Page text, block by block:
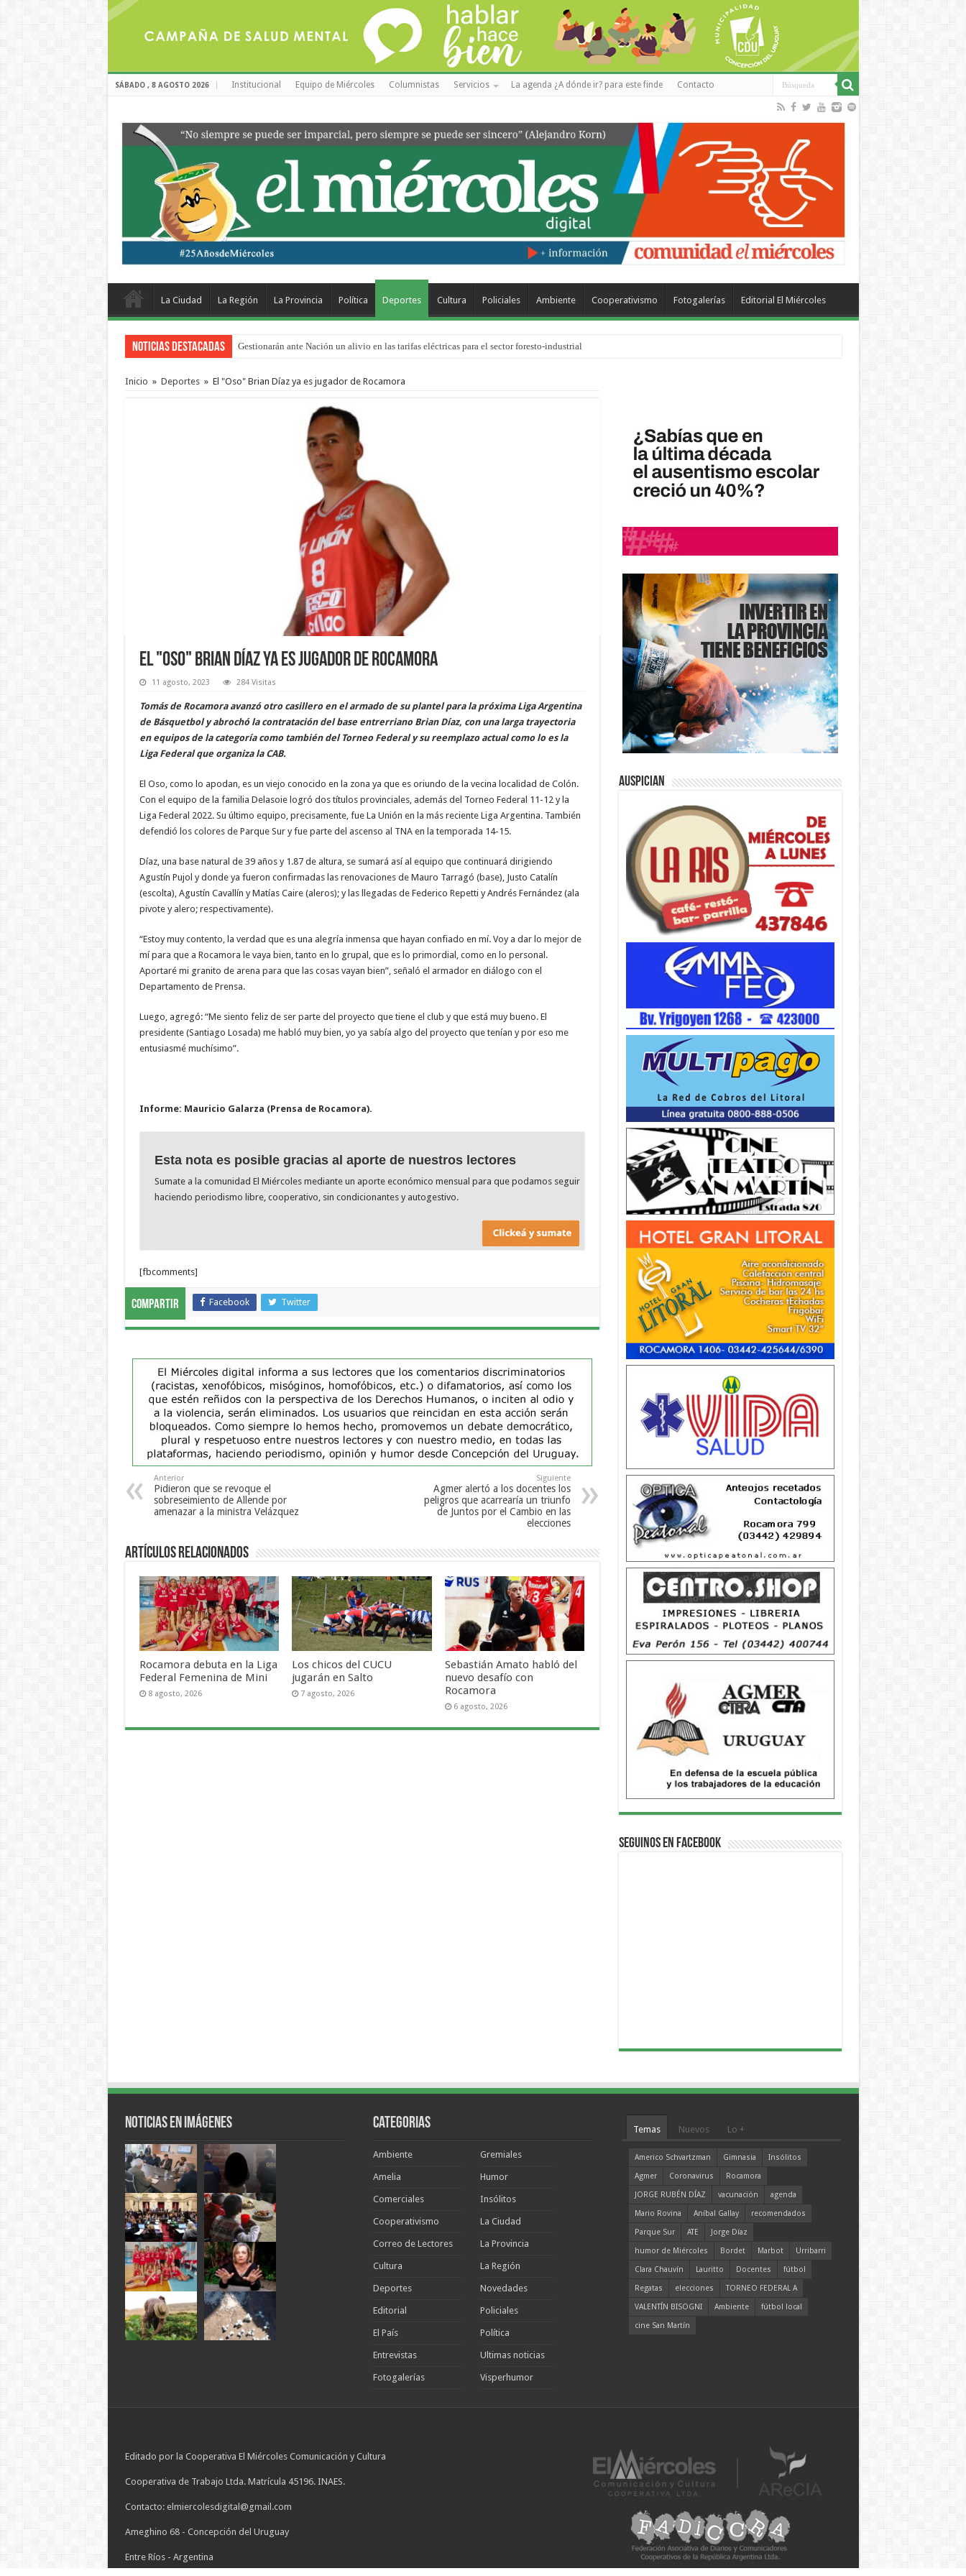
SÁBADO , 8 AGOSTO 2026 Institucional Equipo de Miércoles Columnistas Servicios La agenda ¿A dónde ir? para este finde Contacto
La Ciudad La Región La Provincia Política Deportes Cultura Policiales Ambiente Cooperativismo Fotogalerías Editorial El Miércoles
Noticias Destacadas Gestionarán ante Nación un alivio en las tarifas eléctricas para el sector foresto-industrial
Inicio » Deportes » El "Oso" Brian Díaz ya es jugador de Rocamora
El "Oso" Brian Díaz ya es jugador de Rocamora
11 agosto, 2023 284 Visitas
Tomás de Rocamora avanzó otro casillero en el armado de su plantel para la próxima Liga Argentina
de Básquetbol y abrochó la contratación del base entrerriano Brian Díaz, con una larga trayectoria
en equipos de la categoría como también del Torneo Federal y su reemplazo actual como lo es la
Liga Federal que organiza la CAB.
El Oso, como lo apodan, es un viejo conocido en la zona ya que es oriundo de la vecina localidad de Colón.
Con el equipo de la familia Delasoie logró dos títulos provinciales, además del Torneo Federal 11-12 y la
Liga Federal 2022. Su último equipo, precisamente, fue La Unión en la más reciente Liga Argentina. También
defendió los colores de Parque Sur y fue parte del ascenso al TNA en la temporada 14-15.
Díaz, una base natural de 39 años y 1.87 de altura, se sumará así al equipo que continuará dirigiendo
Agustín Pujol y donde ya fueron confirmadas las renovaciones de Mauro Tarragó (base), Justo Catalín
(escolta), Agustín Cavallín y Matías Caire (aleros); y las llegadas de Federico Repetti y Andrés Fernández (ala
pivote y alero; respectivamente).
“Estoy muy contento, la verdad que es una alegría inmensa que hayan confiado en mí. Voy a dar lo mejor de
mí para que a Rocamora le vaya bien, tanto en lo grupal, que es lo primordial, como en lo personal.
Aportaré mi granito de arena para que las cosas vayan bien”, señaló el armador en diálogo con el
Departamento de Prensa.
Luego, agregó: “Me siento feliz de ser parte del proyecto que tiene el club y que está muy bueno. El
presidente (Santiago Losada) me habló muy bien, yo ya sabía algo del proyecto que tenían y por eso me
entusiasmé muchísimo”.
Informe: Mauricio Galarza (Prensa de Rocamora).
Esta nota es posible gracias al aporte de nuestros lectores
Sumate a la comunidad El Miércoles mediante un aporte económico mensual para que podamos seguir
haciendo periodismo libre, cooperativo, sin condicionantes y autogestivo.
[fbcomments]
Compartir Facebook Twitter
Anterior
Pidieron que se revoque el
sobreseimiento de Allende por
amenazar a la ministra Velázquez
Siguiente
Agmer alertó a los docentes los
peligros que acarrearía un triunfo
de Juntos por el Cambio en las
elecciones
Artículos Relacionados
Rocamora debuta en la Liga
Federal Femenina de Mini
8 agosto, 2026
Los chicos del CUCU
jugarán en Salto
7 agosto, 2026
Sebastián Amato habló del
nuevo desafío con
Rocamora
6 agosto, 2026
Auspician
Seguinos en Facebook
Noticias en Imágenes Categorias
Ambiente
Amelia
Comerciales
Cooperativismo
Correo de Lectores
Cultura
Deportes
Editorial
El País
Entrevistas
Fotogalerías
Gremiales
Humor
Insólitos
La Ciudad
La Provincia
La Región
Novedades
Policiales
Política
Ultimas noticias
Visperhumor
Temas Nuevos Lo +
Americo Schvartzman Gimnasia
Insólitos
Agmer
Coronavirus
Rocamora
JORGE RUBÉN DÍAZ
vacunación
agenda
Mario Rovina
Aníbal Gallay
recomendados
Parque Sur
ATE
Jorge Díaz
humor de Miércoles
Bordet Marbot
Urribarri
Clara Chauvín
Lauritto Docentes
fútbol
Regatas
elecciones
TORNEO FEDERAL A
VALENTÍN BISOGNI
Ambiente
fútbol local
cine San Martín
Editado por la Cooperativa El Miércoles Comunicación y Cultura
Cooperativa de Trabajo Ltda. Matrícula 45196. INAES.
Contacto: elmiercolesdigital@gmail.com
Ameghino 68 - Concepción del Uruguay
Entre Ríos - Argentina